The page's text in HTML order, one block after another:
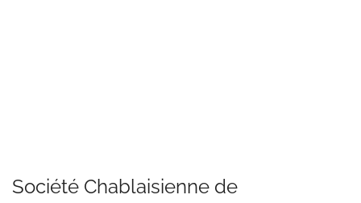
Société Chablaisienne de